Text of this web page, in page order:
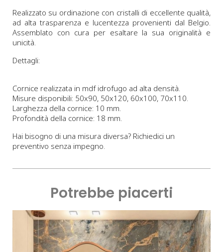
Realizzato su ordinazione con cristalli di eccellente qualità,
ad alta trasparenza e lucentezza provenienti dal Belgio.
Assemblato con cura per esaltare la sua originalità e
unicità.
Dettagli:
Cornice realizzata in mdf idrofugo ad alta densità.
Misure disponibili: 50x90, 50x120, 60x100, 70x110.
Larghezza della cornice: 10 mm.
Profondità della cornice: 18 mm.
Hai bisogno di una misura diversa? Richiedici un
preventivo senza impegno.
Potrebbe piacerti